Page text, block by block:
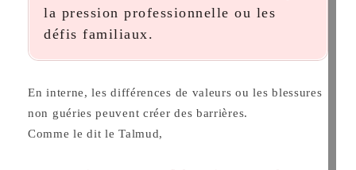
la pression professionnelle ou les
défis familiaux.
En interne, les différences de valeurs ou les blessures
non guéries peuvent créer des barrières.
Comme le dit le Talmud,